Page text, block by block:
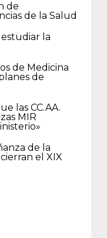
de
de la Salud
estudiar la
de Medicina
de
las CC.AA.
MIR
de la
el XIX